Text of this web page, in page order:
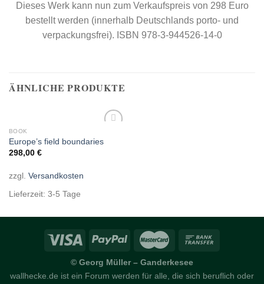
Dieses Werk kann nun zum Verkaufspreis von 298 Euro
bestellt werden (innerhalb Deutschlands porto- und
verpackungsfrei). ISBN 978-3-944526-14-0
ÄHNLICHE PRODUKTE
wishlist
BOOK
Europe’s field boundaries
298,00 €
zzgl. Versandkosten
Lieferzeit: 3-5 Tage
© Georg Müller – Ganderkesee
wallhecke.de ist ein Forum werden für alle, die sich beruflich oder